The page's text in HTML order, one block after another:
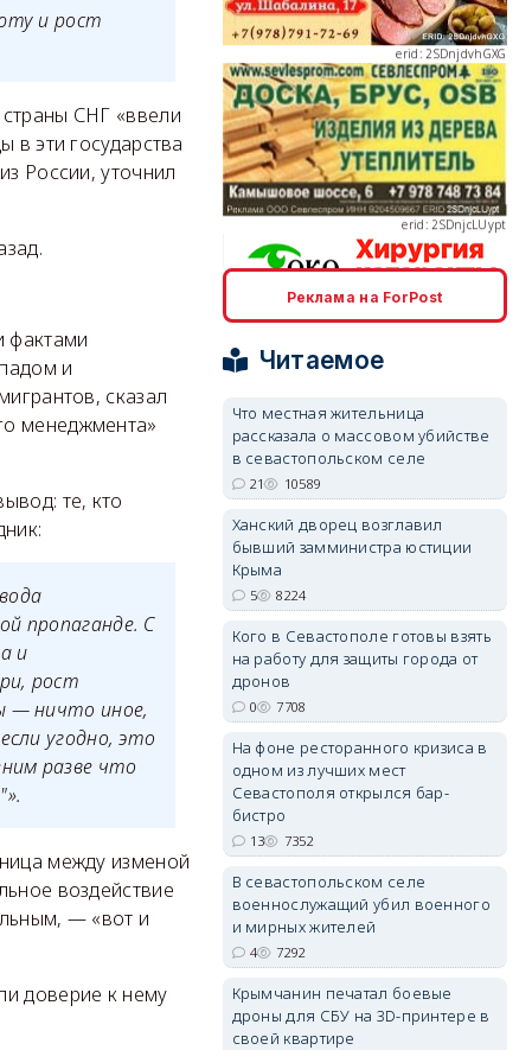
и рост
СНГ «ввели
эти государства
России, уточнил
фактами
и
сказал
менеджмента»
те, кто
пропаганде. С
и
рост
— ничто иное,
угодно, это
разве что
между изменой
воздействие
— «вот и
доверие к нему
erid: 2SDnjcLUypt
erid: 2SDnjcrDNw6
erid: 2SDnjdvhGXG
Реклама на ForPost
Читаемое
Что местная жительница
рассказала о массовом убийстве
в севастопольском селе
21 10589
Ханский дворец возглавил
бывший замминистра юстиции
Крыма
5 8224
Кого в Севастополе готовы взять
на работу для защиты города от
дронов
0 7708
На фоне ресторанного кризиса в
одном из лучших мест
Севастополя открылся бар-
бистро
13 7352
В севастопольском селе
военнослужащий убил военного
и мирных жителей
4 7292
Крымчанин печатал боевые
дроны для СБУ на 3D-принтере в
своей квартире